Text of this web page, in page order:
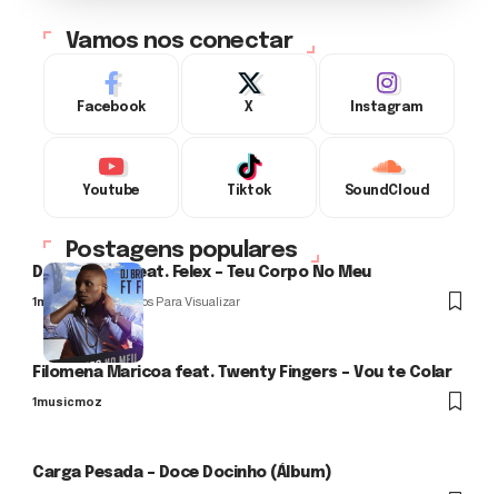
Vamos nos conectar
Facebook X Instagram
Youtube Tiktok SoundCloud
Postagens populares
DJ Briffeiro feat. Felex – Teu Corpo No Meu
1musicmoz0 Minutos Para Visualizar
Filomena Maricoa feat. Twenty Fingers – Vou te Colar
1musicmoz
Carga Pesada – Doce Docinho (Álbum)